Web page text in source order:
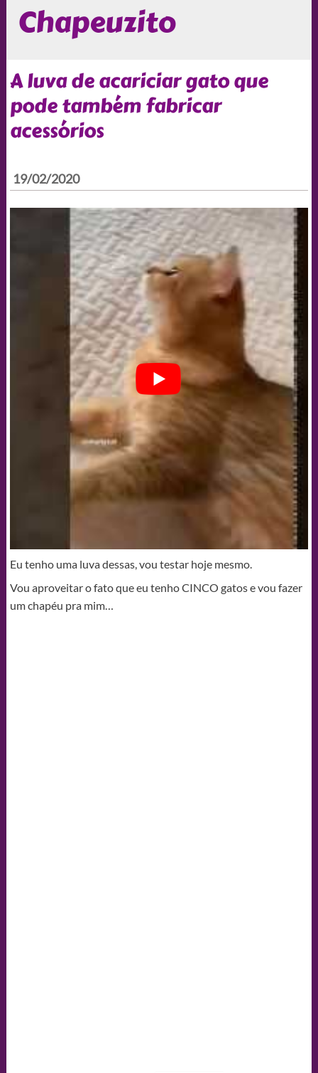
Chapeuzito
A luva de acariciar gato que
pode também fabricar
acessórios
19/02/2020
Eu tenho uma luva dessas, vou testar hoje mesmo.
Vou aproveitar o fato que eu tenho CINCO gatos e vou fazer
um chapéu pra mim…